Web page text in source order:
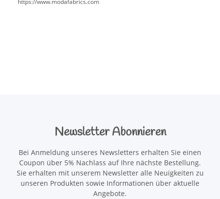
https://www.modafabrics.com
Newsletter Abonnieren
Bei Anmeldung unseres Newsletters erhalten Sie einen
Coupon über 5% Nachlass auf Ihre nächste Bestellung.
Sie erhalten mit unserem Newsletter alle Neuigkeiten zu
unseren Produkten sowie Informationen über aktuelle
Angebote.